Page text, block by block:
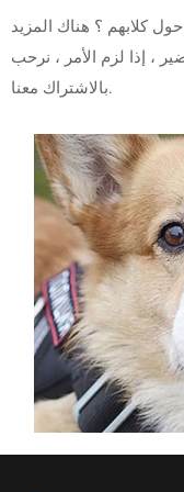
كلابهم ؟ هناك المزيد
، إذا لزم الأمر ، نرحب
بالاشتراك معنا.